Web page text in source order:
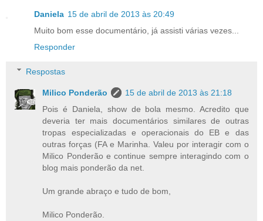
Daniela 15 de abril de 2013 às 20:49
Muito bom esse documentário, já assisti várias vezes...
Responder
Respostas
Milico Ponderão
15 de abril de 2013 às 21:18
Pois é Daniela, show de bola mesmo. Acredito que
deveria ter mais documentários similares de outras
tropas especializadas e operacionais do EB e das
outras forças (FA e Marinha. Valeu por interagir com o
Milico Ponderão e continue sempre interagindo com o
blog mais ponderão da net.
Um grande abraço e tudo de bom,
Milico Ponderão.